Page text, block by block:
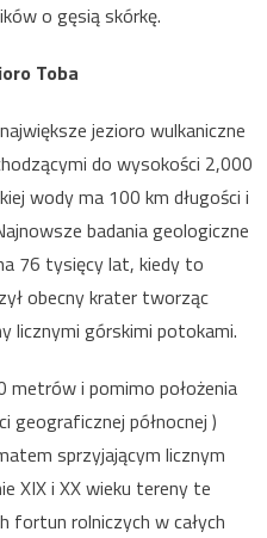
o gęsią skórkę.
Toba
jezioro wulkaniczne
do wysokości 2,000
wody ma 100 km długości i
badania geologiczne
76 tysięcy lat, kiedy to
obecny krater tworząc
licznymi górskimi potokami.
i pomimo położenia
geograficznej północnej )
sprzyjającym licznym
XIX i XX wieku tereny te
fortun rolniczych w całych